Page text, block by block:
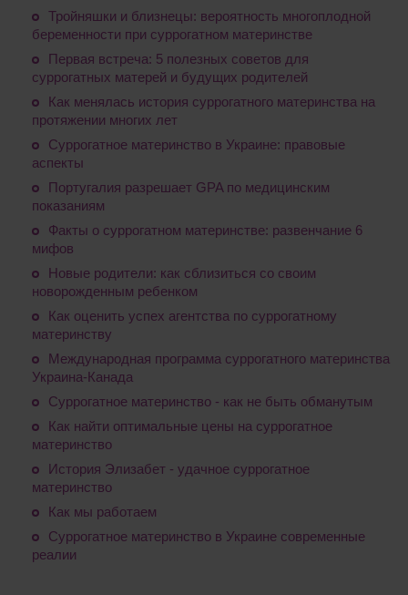
Тройняшки и близнецы: вероятность многоплодной
беременности при суррогатном материнстве
Первая встреча: 5 полезных советов для
суррогатных матерей и будущих родителей
Как менялась история суррогатного материнства на
протяжении многих лет
Суррогатное материнство в Украине: правовые
аспекты
Португалия разрешает GPA по медицинским
показаниям
Факты о суррогатном материнстве: развенчание 6
мифов
Новые родители: как сблизиться со своим
новорожденным ребенком
Как оценить успех агентства по суррогатному
материнству
Международная программа суррогатного материнства
Украина-Канада
Суррогатное материнство - как не быть обманутым
Как найти оптимальные цены на суррогатное
материнство
История Элизабет - удачное суррогатное
материнство
Как мы работаем
Суррогатное материнство в Украине современные
реалии